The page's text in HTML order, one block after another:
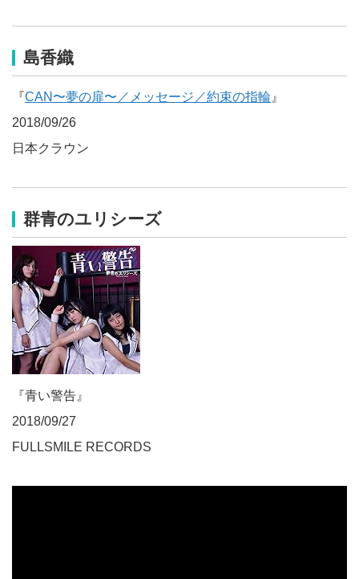
島香織
『CAN〜夢の扉〜／メッセージ／約束の指輪』
2018/09/26
日本クラウン
群青のユリシーズ
『青い警告』
2018/09/27
FULLSMILE RECORDS